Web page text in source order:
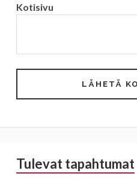
Kotisivu
Sivupalkki
Tulevat tapahtumat